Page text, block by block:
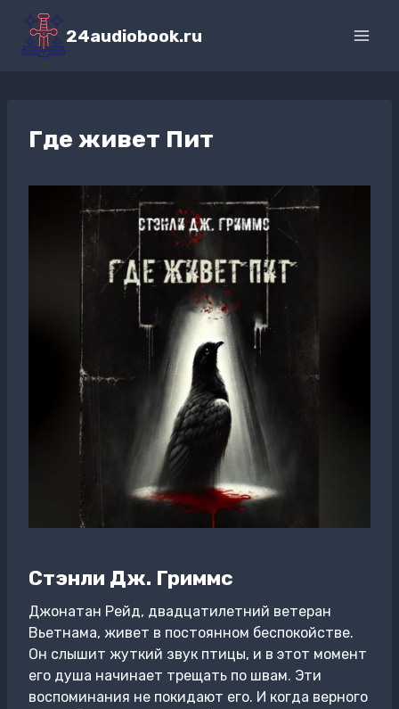
Перейти
содержимому
24audiobook.ru
Где живет Пит
Стэнли Дж. Гриммс
Джонатан Рейд, двадцатилетний ветеран
Вьетнама, живет в постоянном беспокойстве.
Он слышит жуткий звук птицы, и в этот момент
его душа начинает трещать по швам. Эти
воспоминания не покидают его. И когда верного